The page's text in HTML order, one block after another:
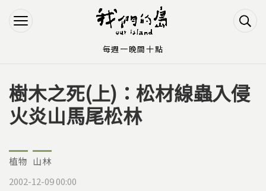
Jump to Navigation
Jump to Main content
您在這裡
樹木之死(上)：松材線蟲入侵
火炎山馬尾松林
植物 山林
2002-12-09 00:00
每週一晚間十點